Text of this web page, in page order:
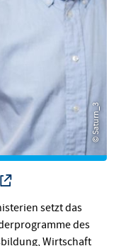
© Saturn_3
setzt das
des
Wirtschaft